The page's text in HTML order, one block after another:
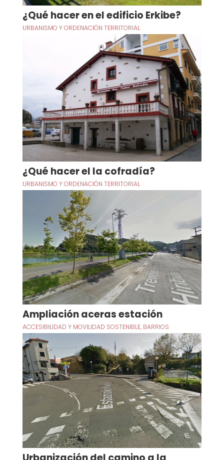
¿Qué hacer en el edificio Erkibe?
URBANISMO Y ORDENACIÓN TERRITORIAL
¿Qué hacer el la cofradía?
URBANISMO Y ORDENACIÓN TERRITORIAL
Ampliación aceras estación
ACCESIBILIDAD Y MOVILIDAD SOSTENIBLE, BARRIOS